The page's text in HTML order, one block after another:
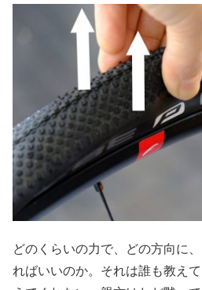
どのくらいの力で、どの方向に
ればいいのか。それは誰も教え